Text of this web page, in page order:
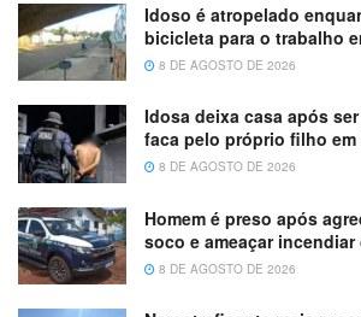
Idoso é atropelado
bicicleta para o trabalho
8 DE AGOSTO DE 2026
Idosa deixa casa após
faca pelo próprio filho em
8 DE AGOSTO DE 2026
Homem é preso após
soco e ameaçar incendiar
8 DE AGOSTO DE 2026